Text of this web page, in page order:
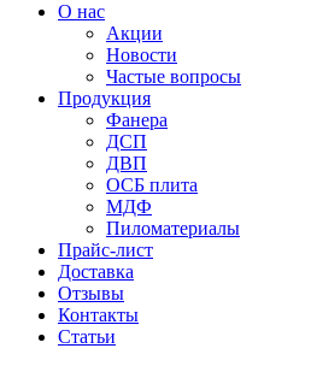
О нас
Акции
Новости
Частые вопросы
Продукция
Фанера
ДСП
ДВП
ОСБ плита
МДФ
Пиломатериалы
Прайс-лист
Доставка
Отзывы
Контакты
Статьи